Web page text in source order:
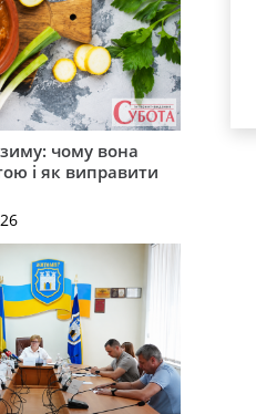
чому вона
і як виправити